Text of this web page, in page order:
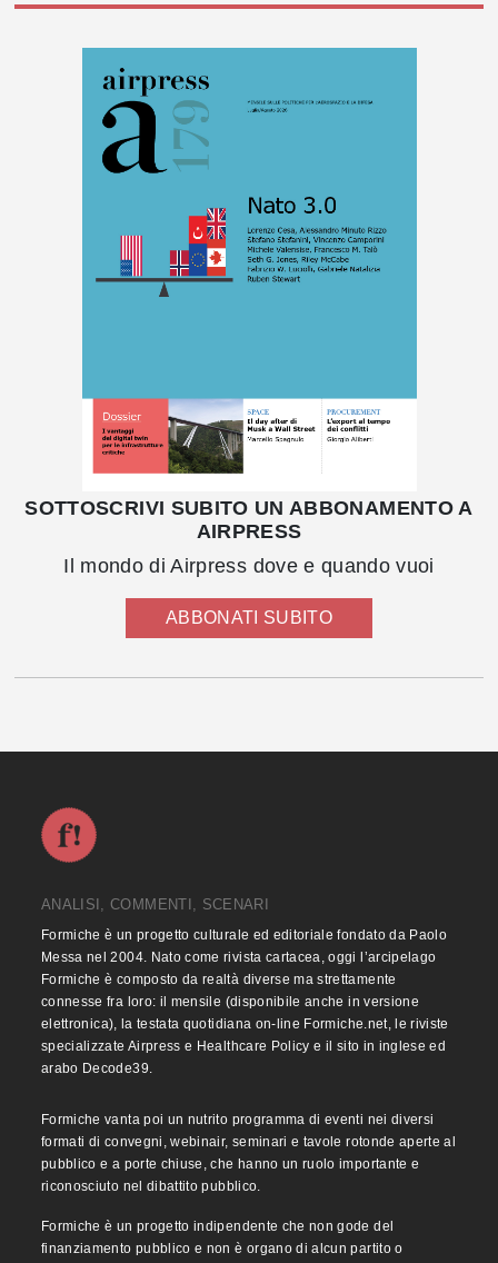
SOTTOSCRIVI SUBITO UN ABBONAMENTO A
AIRPRESS
Il mondo di Airpress dove e quando vuoi
ABBONATI SUBITO
ANALISI, COMMENTI, SCENARI
Formiche è un progetto culturale ed editoriale fondato da Paolo
Messa nel 2004. Nato come rivista cartacea, oggi l’arcipelago
Formiche è composto da realtà diverse ma strettamente
connesse fra loro: il mensile (disponibile anche in versione
elettronica), la testata quotidiana on-line Formiche.net, le riviste
specializzate Airpress e Healthcare Policy e il sito in inglese ed
arabo Decode39.
Formiche vanta poi un nutrito programma di eventi nei diversi
formati di convegni, webinair, seminari e tavole rotonde aperte al
pubblico e a porte chiuse, che hanno un ruolo importante e
riconosciuto nel dibattito pubblico.
Formiche è un progetto indipendente che non gode del
finanziamento pubblico e non è organo di alcun partito o